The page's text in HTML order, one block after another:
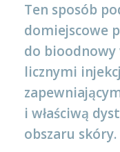
Ten sposób
domiejscowe
do bioodnowy
licznymi
i właściwą
obszaru skóry.